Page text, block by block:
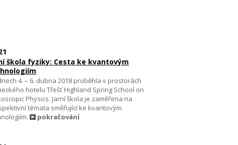
škola fyziky: Cesta ke kvantovým
4. – 6. dubna 2018 proběhla v prostorách
hotelu Třešť Highland Spring School on
Physics. Jarní škola je zaměřena na
témata směřující ke kvantovým
pokračování